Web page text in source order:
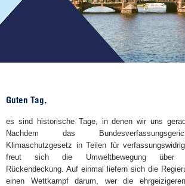
Guten Tag,
es sind historische Tage, in denen wir uns
Nachdem das
Klimaschutzgesetz in Teilen für
freut sich die Umweltbewegung über
Rückendeckung. Auf einmal liefern sich die
einen Wettkampf darum, wer die